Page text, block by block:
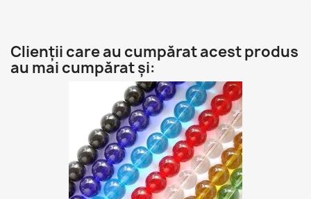
Clienții care au cumpărat acest produs
au mai cumpărat și: